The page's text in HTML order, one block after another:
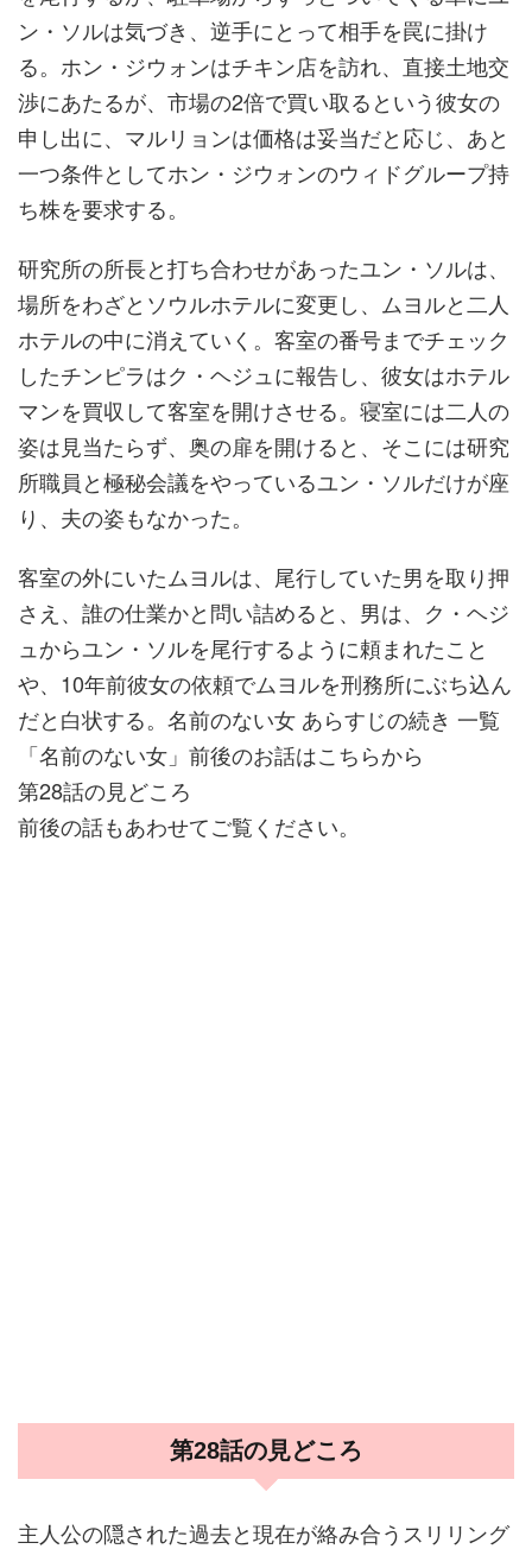
ン・ソルは気づき、逆手にとって相手を罠に掛け
る。ホン・ジウォンはチキン店を訪れ、直接土地交
渉にあたるが、市場の2倍で買い取るという彼女の
申し出に、マルリョンは価格は妥当だと応じ、あと
一つ条件としてホン・ジウォンのウィドグループ持
ち株を要求する。
研究所の所長と打ち合わせがあったユン・ソルは、
場所をわざとソウルホテルに変更し、ムヨルと二人
ホテルの中に消えていく。客室の番号までチェック
したチンピラはク・ヘジュに報告し、彼女はホテル
マンを買収して客室を開けさせる。寝室には二人の
姿は見当たらず、奥の扉を開けると、そこには研究
所職員と極秘会議をやっているユン・ソルだけが座
り、夫の姿もなかった。
客室の外にいたムヨルは、尾行していた男を取り押
さえ、誰の仕業かと問い詰めると、男は、ク・ヘジ
ュからユン・ソルを尾行するように頼まれたこと
や、10年前彼女の依頼でムヨルを刑務所にぶち込ん
だと白状する。名前のない女 あらすじの続き 一覧
「名前のない女」前後のお話はこちらから
第28話の見どころ
前後の話もあわせてご覧ください。
第28話の見どころ
主人公の隠された過去と現在が絡み合うスリリング